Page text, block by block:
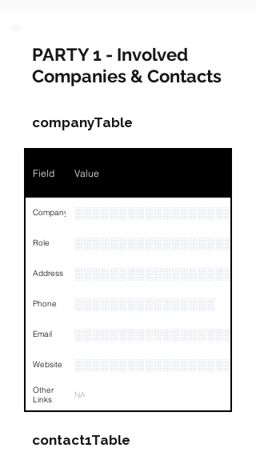
PARTY 1 - Involved
Companies & Contacts
companyTable
Field Value
Company
Role
Address
Phone ░░░░░░░░░░░░░░░░
Email ░░░░░░░░░░░░░░░░░░░
Website ░░░░░░░░░░░░░░░░░░░░
Other
Links
NA
contact1Table